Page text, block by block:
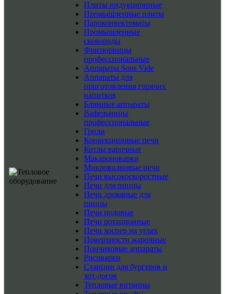
Плиты индукционные
Промышленные плиты
Пароконвектоматы
Промышленные
сковороды
Фритюрницы
профессиональные
Аппараты Sous Vide
Аппараты для
приготовления горячих
напитков
Блинные аппараты
Вафельницы
профессиональные
Грили
Конвекционные печи
Котлы варочные
Макароноварки
Микроволновые печи
Печи высокоскоростные
Печи для пиццы
Печи дровяные для
пиццы
Печи подовые
Печи ротационные
Печи хоспер на углях
Поверхности жарочные
Пончиковые аппараты
Рисоварки
Станции для бургеров и
хот-догов
Тепловые витрины